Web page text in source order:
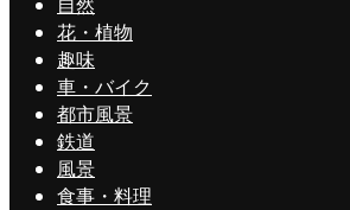
花・植物
趣味
車・バイク
都市風景
鉄道
風景
食事・料理